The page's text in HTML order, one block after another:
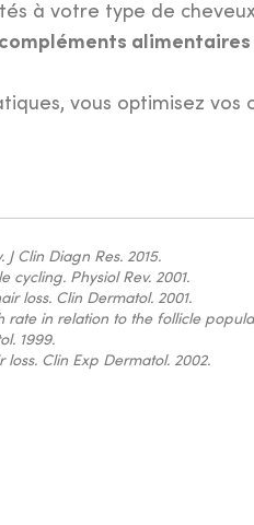
à votre type de
compléments
vous optimisez
J Clin Diagn Res. 2015.
cycling. Physiol Rev. 2001.
loss. Clin Dermatol. 2001.
rate in relation to the follicle
1999.
loss. Clin Exp Dermatol. 2002.
et
.